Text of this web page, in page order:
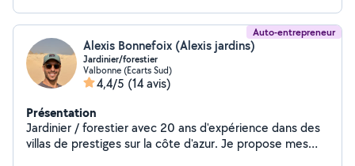
Auto-entrepreneur
Alexis Bonnefoix (Alexis jardins)
Jardinier/forestier
Valbonne (Ecarts Sud)
4,4/5 (14 avis)
Présentation
Jardinier / forestier avec 20 ans d'expérience dans des
villas de prestiges sur la côte d'azur. Je propose mes